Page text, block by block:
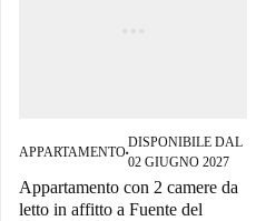
APPARTAMENTO■
DISPONIBILE DAL
02 GIUGNO 2027
Appartamento con 2 camere da
letto in affitto a Fuente del